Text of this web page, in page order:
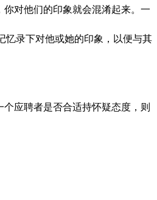
你对他们的印象就会混淆起来。一
忆录下对他或她的印象，以便与其
个应聘者是否合适持怀疑态度，则